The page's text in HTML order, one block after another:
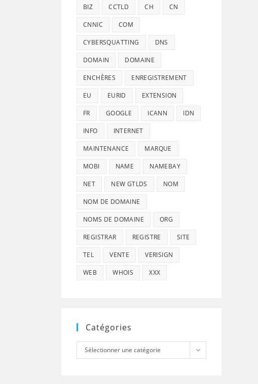
BIZ CCTLD CH CN
CNNIC COM
CYBERSQUATTING DNS
DOMAIN DOMAINE
ENCHÈRES ENREGISTREMENT
EU EURID EXTENSION
FR GOOGLE ICANN IDN
INFO INTERNET
MAINTENANCE MARQUE
MOBI NAME NAMEBAY
NET NEW GTLDS NOM
NOM DE DOMAINE
NOMS DE DOMAINE ORG
REGISTRAR REGISTRE SITE
TEL VENTE VERISIGN
WEB WHOIS XXX
Catégories
Catégories
Sélectionner une catégorie